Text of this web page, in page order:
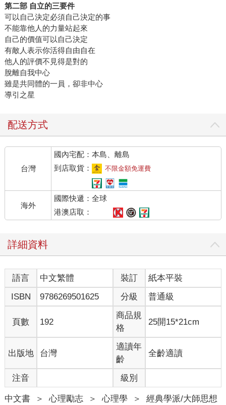
第二部 自立的三要件
可以自己決定必須自己決定的事
不能靠他人的力量站起來
自己的價值可以自己決定
有敵人表示你活得自由自在
他人的評價不見得是對的
脫離自我中心
雖是共同體的一員，卻非中心
導引之星
配送方式
台灣
國內宅配：本島、離島
到店取貨：
不限金額免運費
海外
國際快遞：全球
港澳店取：
詳細資料
語言 中文繁體 裝訂
紙本平裝
ISBN
9786269501625 分級 普通級
頁數 192
商品規
格
25開15*21cm
出版地 台灣
適讀年
齡
全齡適讀
注音 級別
中文書 ＞ 心理勵志 ＞ 心理學 ＞ 經典學派/大師思想